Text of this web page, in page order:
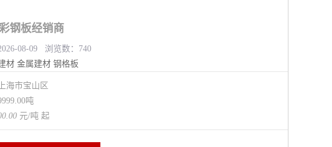
钢板经销商
08-09 浏览数：740
材 金属建材 钢格板
海市宝山区
吨
元/吨 起